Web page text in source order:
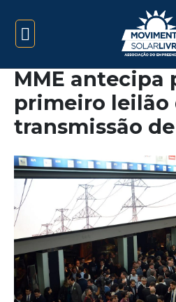
MME antecipa
primeiro leilão
transmissão